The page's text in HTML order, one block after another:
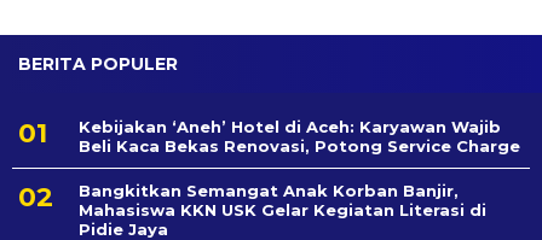
BERITA POPULER
Kebijakan ‘Aneh’ Hotel di Aceh: Karyawan Wajib
Beli Kaca Bekas Renovasi, Potong Service Charge
Bangkitkan Semangat Anak Korban Banjir,
Mahasiswa KKN USK Gelar Kegiatan Literasi di
Pidie Jaya